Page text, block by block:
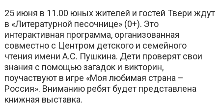
25 июня в 11.00 юных жителей и гостей Твери ждут
в «Литературной песочнице» (0+). Это
интерактивная программа, организованная
совместно с Центром детского и семейного
чтения имени А.С. Пушкина. Дети проверят свои
знания с помощью загадок и викторин,
поучаствуют в игре «Моя любимая страна –
Россия». Вниманию ребят будет представлена
книжная выставка.